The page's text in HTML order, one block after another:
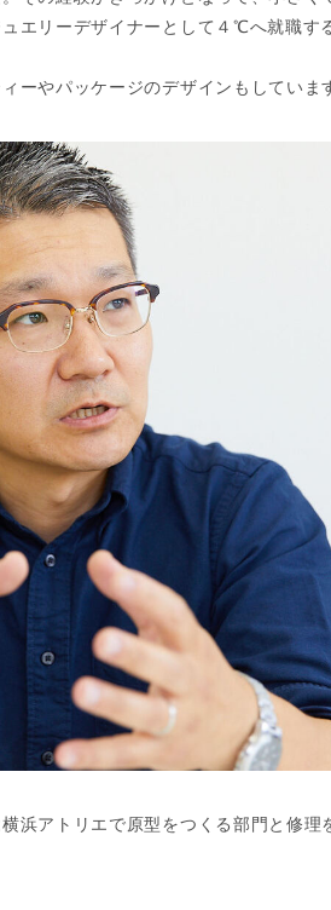
エリーデザイナーとして４℃へ就職す
ーやパッケージのデザインもしていま
浜アトリエで原型をつくる部門と修理